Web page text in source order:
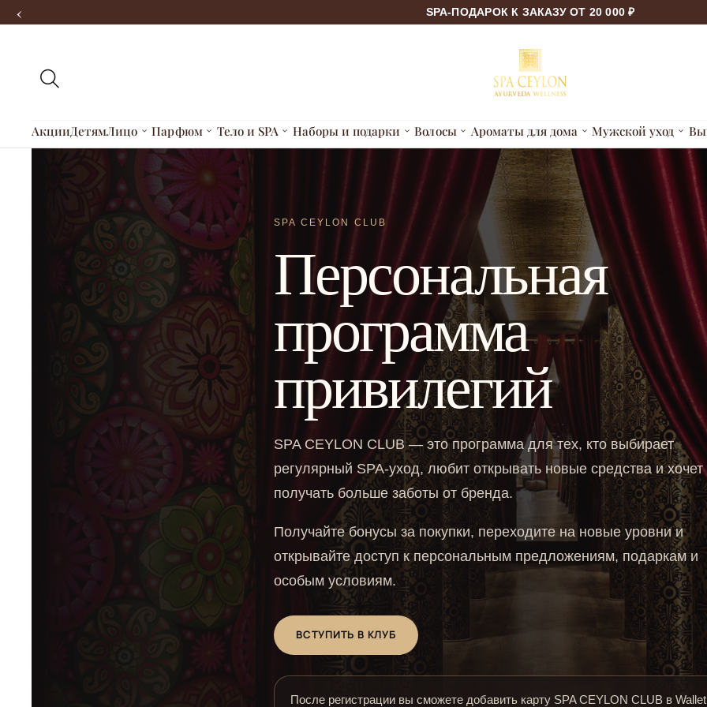
‹ 1 000 ₽ ЗА ПОДПИСКУ
АкцииДетямЛицо Парфюм Тело и SPA Наборы и подарки Волосы Ароматы для дома Мужской уход
SPA CEYLON CLUB
Персональная
программа
привилегий
SPA CEYLON CLUB — это программа для тех, кто выбирает
регулярный SPA-уход, любит открывать новые средства и хочет
получать больше заботы от бренда.
Получайте бонусы за покупки, переходите на новые уровни и
открывайте доступ к персональным предложениям, подаркам и
особым условиям.
ВСТУПИТЬ В КЛУБ
После регистрации вы сможете добавить карту SPA CEYLON CLUB в